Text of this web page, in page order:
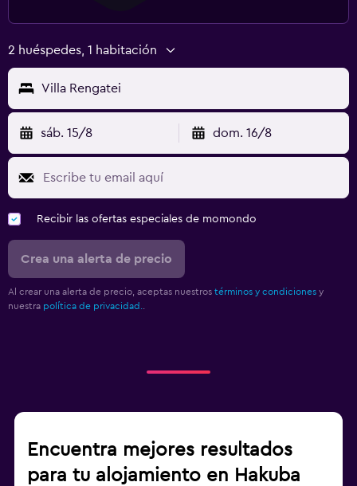
2 huéspedes, 1 habitación
Villa Rengatei
sáb. 15/8 dom. 16/8
Recibir las ofertas especiales de momondo
Crea una alerta de precio
Al crear una alerta de precio, aceptas nuestros términos y condiciones y
nuestra política de privacidad.
Encuentra mejores resultados
para tu alojamiento en Hakuba